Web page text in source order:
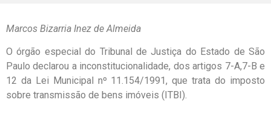
Marcos Bizarria Inez de Almeida
O órgão especial do Tribunal de Justiça do Estado de São
Paulo declarou a inconstitucionalidade, dos artigos 7-A,7-B e
12 da Lei Municipal nº 11.154/1991, que trata do imposto
sobre transmissão de bens imóveis (ITBI).